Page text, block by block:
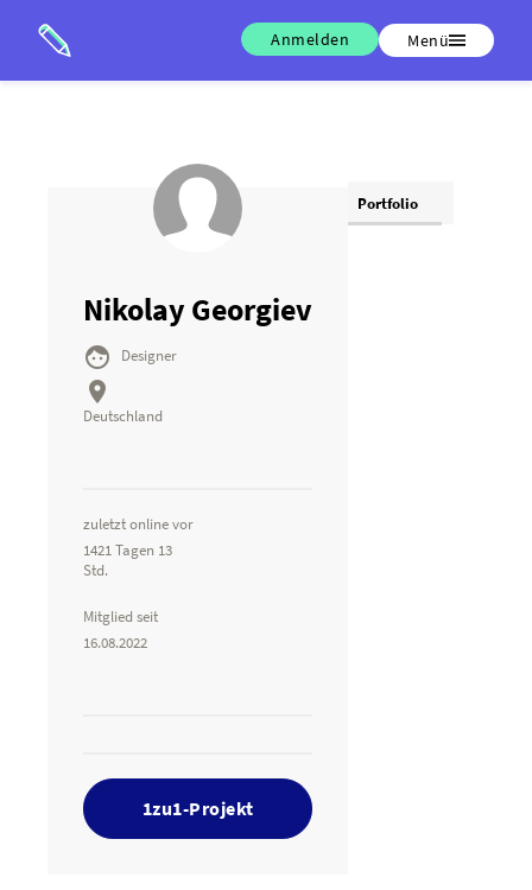
Anmelden Menü
Nikolay Georgiev
 Designer

Deutschland
zuletzt online vor
1421 Tagen 13
Std.
Mitglied seit
16.08.2022
1zu1-Projekt
Portfolio